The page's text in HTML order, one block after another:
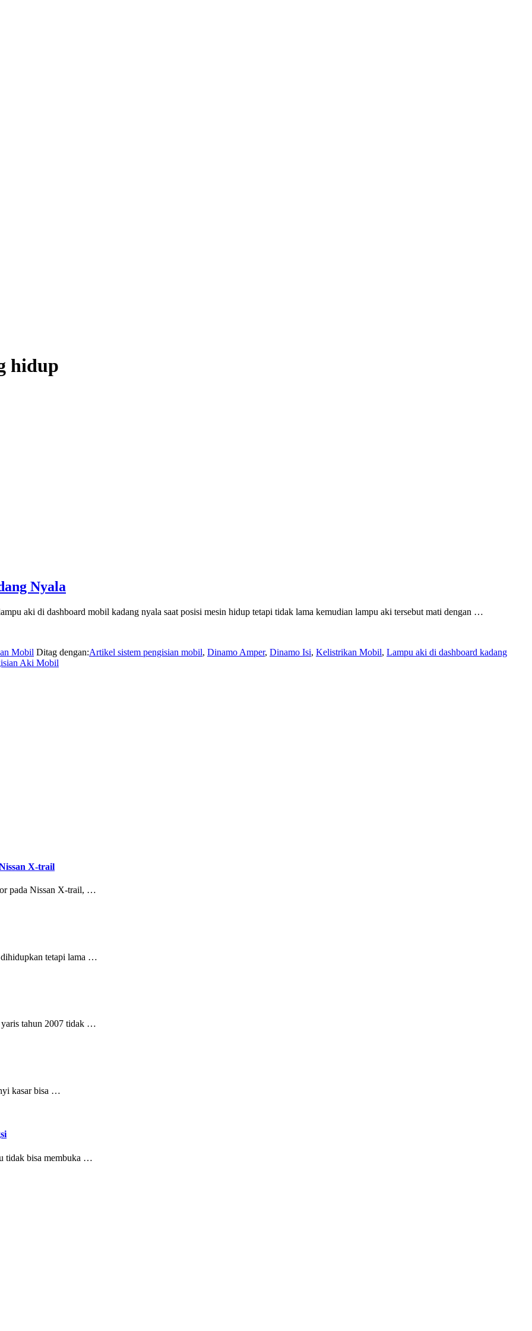
hidup
Nyala
aki di dashboard mobil kadang nyala saat posisi mesin hidup tetapi tidak lama kemudian lampu aki tersebut mati dengan …
Mobil Ditag dengan:Artikel sistem pengisian mobil, Dinamo Amper, Dinamo Isi, Kelistrikan Mobil, Lampu aki di dashboard kadang
Aki Mobil
X-trail
pada Nissan X-trail, …
tetapi lama …
yaris tahun 2007 tidak …
kasar bisa …
tidak bisa membuka …